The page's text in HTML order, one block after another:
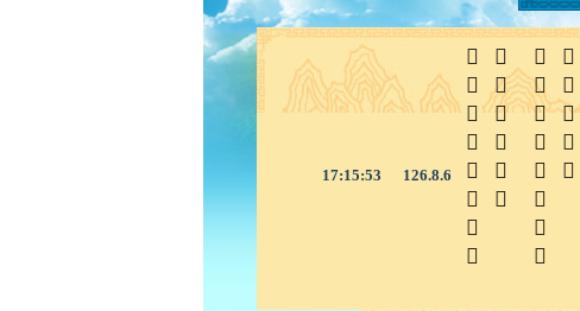
17:15:54 126.8.6 
 
